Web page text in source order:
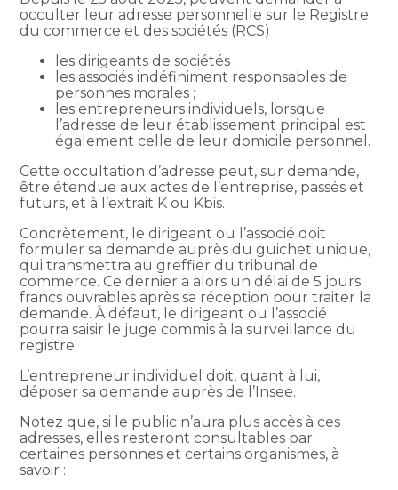
occulter leur adresse personnelle sur le Registre
du commerce et des sociétés (RCS) :
les dirigeants de sociétés ;
les associés indéfiniment responsables de
personnes morales ;
les entrepreneurs individuels, lorsque
l’adresse de leur établissement principal est
également celle de leur domicile personnel.
Cette occultation d’adresse peut, sur demande,
être étendue aux actes de l’entreprise, passés et
futurs, et à l’extrait K ou Kbis.
Concrètement, le dirigeant ou l’associé doit
formuler sa demande auprès du guichet unique,
qui transmettra au greffier du tribunal de
commerce. Ce dernier a alors un délai de 5 jours
francs ouvrables après sa réception pour traiter la
demande. À défaut, le dirigeant ou l’associé
pourra saisir le juge commis à la surveillance du
registre.
L’entrepreneur individuel doit, quant à lui,
déposer sa demande auprès de l’Insee.
Notez que, si le public n’aura plus accès à ces
adresses, elles resteront consultables par
certaines personnes et certains organismes, à
savoir :